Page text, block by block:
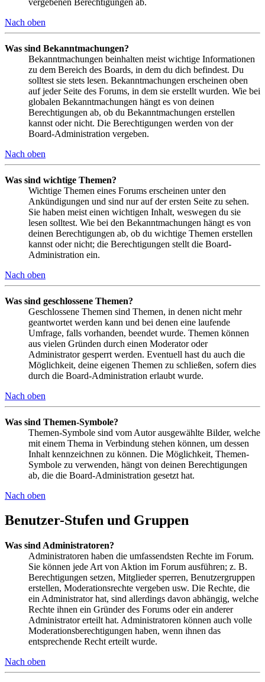
Nach oben
Was sind Bekanntmachungen?
Bekanntmachungen beinhalten meist wichtige Informationen
zu dem Bereich des Boards, in dem du dich befindest. Du
solltest sie stets lesen. Bekanntmachungen erscheinen oben
auf jeder Seite des Forums, in dem sie erstellt wurden. Wie bei
globalen Bekanntmachungen hängt es von deinen
Berechtigungen ab, ob du Bekanntmachungen erstellen
kannst oder nicht. Die Berechtigungen werden von der
Board-Administration vergeben.
Nach oben
Was sind wichtige Themen?
Wichtige Themen eines Forums erscheinen unter den
Ankündigungen und sind nur auf der ersten Seite zu sehen.
Sie haben meist einen wichtigen Inhalt, weswegen du sie
lesen solltest. Wie bei den Bekanntmachungen hängt es von
deinen Berechtigungen ab, ob du wichtige Themen erstellen
kannst oder nicht; die Berechtigungen stellt die Board-
Administration ein.
Nach oben
Was sind geschlossene Themen?
Geschlossene Themen sind Themen, in denen nicht mehr
geantwortet werden kann und bei denen eine laufende
Umfrage, falls vorhanden, beendet wurde. Themen können
aus vielen Gründen durch einen Moderator oder
Administrator gesperrt werden. Eventuell hast du auch die
Möglichkeit, deine eigenen Themen zu schließen, sofern dies
durch die Board-Administration erlaubt wurde.
Nach oben
Was sind Themen-Symbole?
Themen-Symbole sind vom Autor ausgewählte Bilder, welche
mit einem Thema in Verbindung stehen können, um dessen
Inhalt kennzeichnen zu können. Die Möglichkeit, Themen-
Symbole zu verwenden, hängt von deinen Berechtigungen
ab, die die Board-Administration gesetzt hat.
Nach oben
Benutzer-Stufen und Gruppen
Was sind Administratoren?
Administratoren haben die umfassendsten Rechte im Forum.
Sie können jede Art von Aktion im Forum ausführen; z. B.
Berechtigungen setzen, Mitglieder sperren, Benutzergruppen
erstellen, Moderationsrechte vergeben usw. Die Rechte, die
ein Administrator hat, sind allerdings davon abhängig, welche
Rechte ihnen ein Gründer des Forums oder ein anderer
Administrator erteilt hat. Administratoren können auch volle
Moderationsberechtigungen haben, wenn ihnen das
entsprechende Recht erteilt wurde.
Nach oben